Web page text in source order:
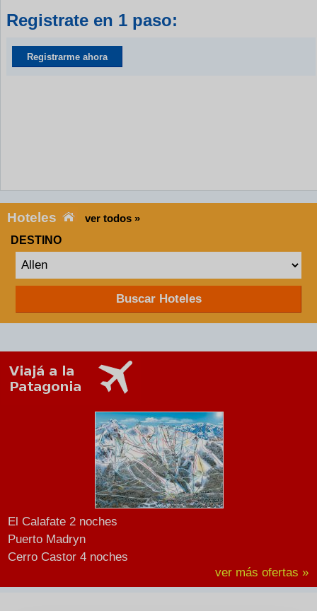
Registrate en 1 paso:
Registrarme ahora
Hoteles
ver todos »
DESTINO
Buscar Hoteles
El Calafate 2 noches
Puerto Madryn
Cerro Castor 4 noches
ver más ofertas »